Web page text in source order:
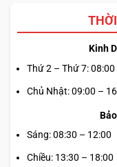
Kinh
Thứ 2 – Thứ 7: 08:00
Chủ Nhật: 09:00 –
Sáng: 08:30 – 12:00
Chiều: 13:30 – 18:00